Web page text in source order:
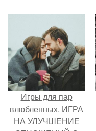
Игры для пар
влюбленных. ИГРА
НА УЛУЧШЕНИЕ